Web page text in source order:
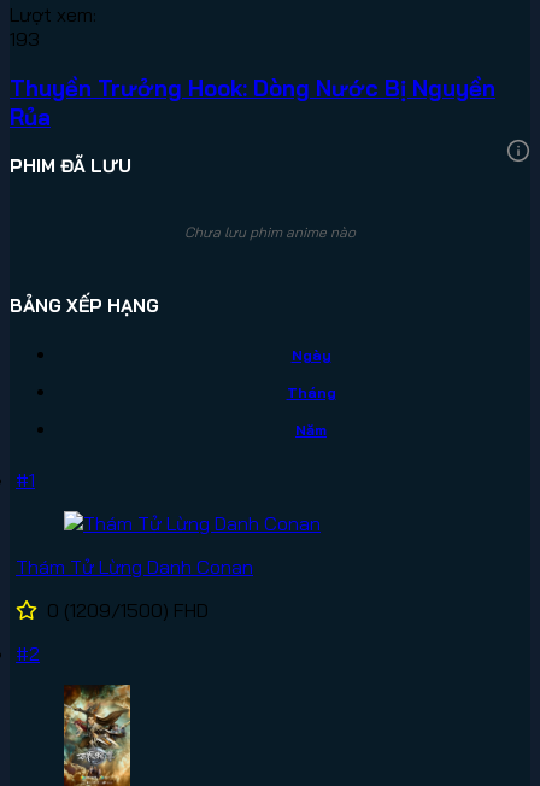
Lượt xem:
193
Thuyền Trưởng Hook: Dòng Nước Bị Nguyền
Rủa
PHIM ĐÃ LƯU
Chưa lưu phim anime nào
BẢNG XẾP HẠNG
Ngày
Tháng
Năm
#1
Thám Tử Lừng Danh Conan
0 (1209/1500) FHD
#2